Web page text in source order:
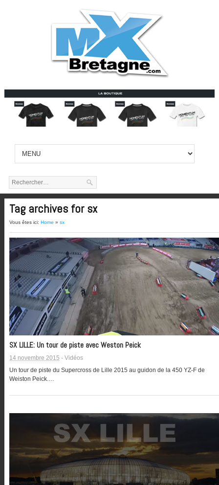
Tag archives for sx
Vous êtes ici: Home » sx
SX LILLE: Un tour de piste avec Weston Peick
14 novembre 2015 - Vidéos
Un tour de piste du Supercross de Lille 2015 au guidon de la 450 YZ-F de
Weiston Peick.…